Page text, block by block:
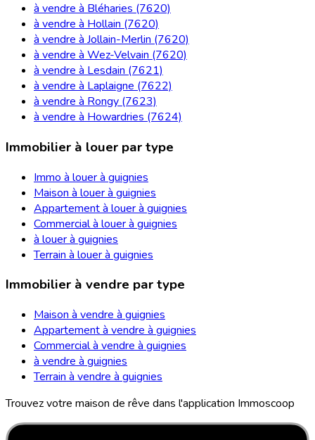
à vendre à Bléharies (7620)
à vendre à Hollain (7620)
à vendre à Jollain-Merlin (7620)
à vendre à Wez-Velvain (7620)
à vendre à Lesdain (7621)
à vendre à Laplaigne (7622)
à vendre à Rongy (7623)
à vendre à Howardries (7624)
Immobilier à louer par type
Immo à louer à guignies
Maison à louer à guignies
Appartement à louer à guignies
Commercial à louer à guignies
à louer à guignies
Terrain à louer à guignies
Immobilier à vendre par type
Maison à vendre à guignies
Appartement à vendre à guignies
Commercial à vendre à guignies
à vendre à guignies
Terrain à vendre à guignies
Trouvez votre maison de rêve dans l'application Immoscoop